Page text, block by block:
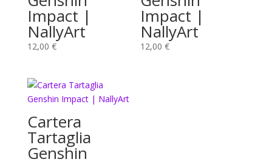
Impact |
NallyArt
12,00 €
Impact |
NallyArt
12,00€
Cartera
Tartaglia
Genshin